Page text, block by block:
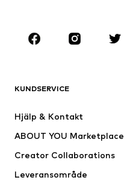
Premium
Nytt
Underkläder
Kappor
KUNDSERVICE
Hjälp & Kontakt
ABOUT YOU Marketplace
Creator Collaborations
Leveransområde